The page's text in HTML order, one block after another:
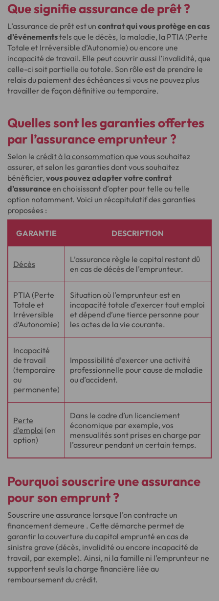
Que signifie assurance de prêt ?
L’assurance de prêt est un contrat qui vous protège en cas
d’événementstels que le décès, la maladie, la PTIA (Perte
Totale et Irréversible d’Autonomie) ou encore une
incapacité de travail. Elle peut couvrir aussi l’invalidité, que
celle-ci soit partielle ou totale. Son rôle est de prendre le
relais du paiement des échéances si vous ne pouvez plus
travailler de façon définitive ou temporaire.
Quelles sont les garanties offertes
par l’assurance emprunteur ?
Selon le crédit à la consommation que vous souhaitez
assurer, et selon les garanties dont vous souhaitez
bénéficier,vous pouvez adapter votre contrat
d’assuranceen choisissant d’opter pour telle ou telle
option notamment. Voici un récapitulatif des garanties
proposées :
GARANTIE DESCRIPTION
Décès
L’assurance règle le capital restant dû
en cas de décès de l’emprunteur.
PTIA (Perte
Totale et
Irréversible
d’Autonomie)
Situation où l’emprunteur est en
incapacité totale d’exercer tout emploi
et dépend d’une tierce personne pour
les actes de la vie courante.
Incapacité
de travail
(temporaire
ou
permanente)
Impossibilité d’exercer une activité
professionnelle pour cause de maladie
ou d’accident.
Perte
d’emploi (en
option)
Dans le cadre d’un licenciement
économique par exemple, vos
mensualités sont prises en charge par
l’assureur pendant un certain temps.
Pourquoi souscrire une assurance
pour son emprunt ?
Souscrire une assurance lorsque l’on contracte un
financement demeure . Cette démarche permet de
garantir la couverture du capital emprunté en cas de
sinistre grave (décès, invalidité ou encore incapacité de
travail, par exemple). Ainsi, ni la famille ni l’emprunteur ne
supportent seuls la charge financière liée au
remboursement du crédit.